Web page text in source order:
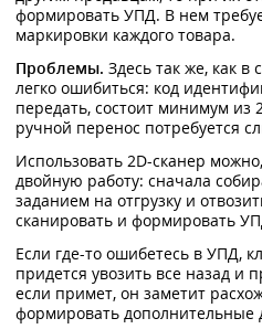
формировать УПД. В нем
маркировки каждого товара.
Проблемы. Здесь так же, как
легко ошибиться: код
передать, состоит минимум
ручной перенос потребуется
Использовать 2D-сканер
двойную работу: сначала
заданием на отгрузку и
сканировать и формировать
Если где-то ошибетесь в УПД,
придется увозить все назад и
если примет, он заметит
формировать дополнительные